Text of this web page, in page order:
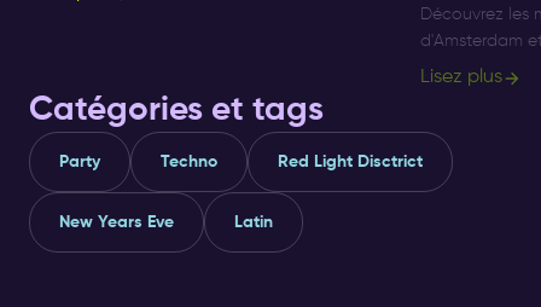
Découvrez les
d'Amsterdam
l'Amapiano.
Lisez plus
Catégories et tags
Party Techno Red Light Disctrict
New Years Eve Latin